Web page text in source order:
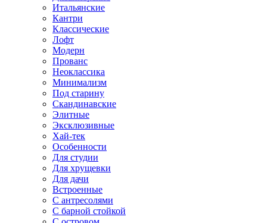
Итальянские
Кантри
Классические
Лофт
Модерн
Прованс
Неоклассика
Минимализм
Под старину
Скандинавские
Элитные
Эксклюзивные
Хай-тек
Особенности
Для студии
Для хрущевки
Для дачи
Встроенные
С антресолями
С барной стойкой